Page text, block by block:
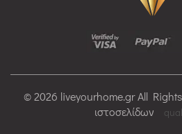
© 2026 liveyourhome.gr All
ιστοσελίδων